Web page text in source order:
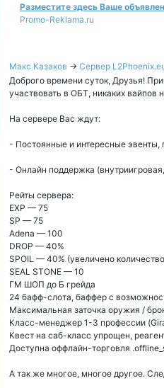
Разместите здесь Ваше
Promo-Reklama.ru
Макс Казаков → Сервер
Доброго времени суток, Друзья!
участвовать в ОБТ, никаких вайпов
На сервере Вас ждут:
- Постоянные и интересные эвенты,
- Онлайн поддержка
Рейты сервера:
EXP — 75
SP — 75
Adena — 100
DROP — 40%
SPOIL — 40% (увеличено
SEAL STONE — 10
ГМ ШОП до Б грейда
24 бафф-слота, баффер с
Максимальная заточка оружия /
Класс-менеджер 1-3 профессии
Квест на саб-класс упрощен,
Доступна оффлайн-торговля
А так же многое, многое другое.